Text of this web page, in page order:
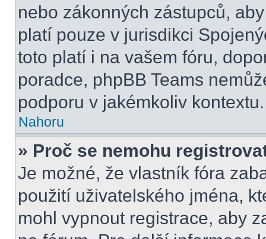
nebo zákonných zástupců,
platí pouze v jurisdikci
toto platí i na vašem fóru,
poradce, phpBB Teams
podporu v jakémkoliv kontextu.
Nahoru
» Proč se nemohu
Je možné, že vlastník fóra
použití uživatelského jména,
mohl vypnout registrace, aby